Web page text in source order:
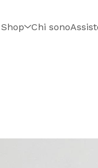
Shop Chi sono